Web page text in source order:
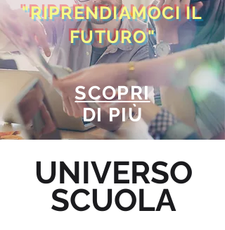
"RIPRENDIAMOCI IL
FUTURO"
SCOPRI
DI PIÙ
UNIVERSO
SCUOLA